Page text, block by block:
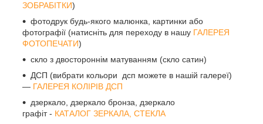
ЗОБРАБІТКИ)
фотодрук будь-якого малюнка, картинки або
фотографії (натисніть для переходу в нашу ГАЛЕРЕЯ
ФОТОПЕЧАТИ)
скло з двостороннім матуванням (скло сатин)
ДСП (вибрати кольори дсп можете в нашій галереї)
— ГАЛЕРЕЯ КОЛІРІВ ДСП
дзеркало, дзеркало бронза, дзеркало
графіт - КАТАЛОГ ЗЕРКАЛА, СТЕКЛА